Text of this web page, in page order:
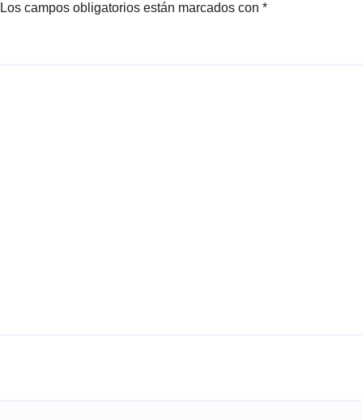
Los campos obligatorios están marcados con *